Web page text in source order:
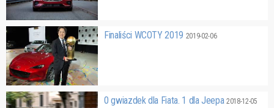
Finaliści WCOTY 2019 2019-02-06
0 gwiazdek dla Fiata. 1 dla Jeepa2018-12-05